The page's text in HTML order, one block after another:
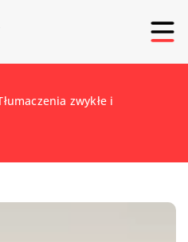
zwykłe i